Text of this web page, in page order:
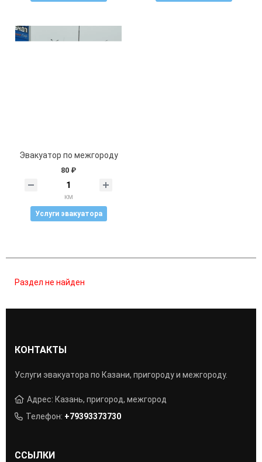
Эвакуатор по межгороду
80 ₽
км
Услуги эвакуатора
Раздел не найден
КОНТАКТЫ
Услуги эвакуатора по Казани, пригороду и межгороду.
Адрес: Казань, пригород, межгород
Телефон: +79393373730
ССЫЛКИ